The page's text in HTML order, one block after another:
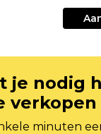
je nodig
verkopen
minuten